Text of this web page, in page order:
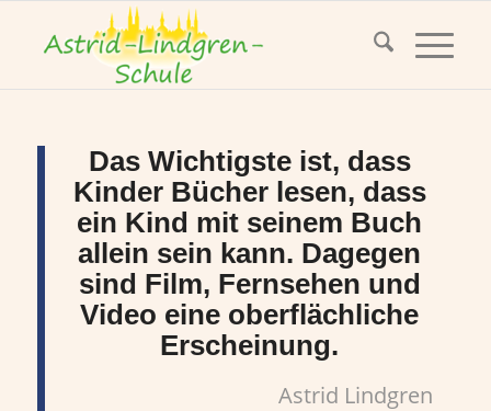
Das Wichtigste ist, dass
Kinder Bücher lesen, dass
ein Kind mit seinem Buch
allein sein kann. Dagegen
sind Film, Fernsehen und
Video eine oberflächliche
Erscheinung.
Astrid Lindgren